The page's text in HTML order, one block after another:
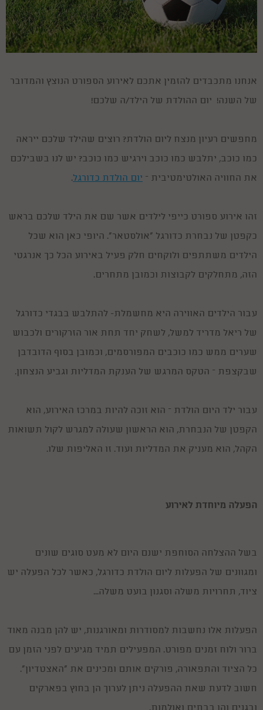
אנחנו מתכבדים להזמין אתכם לאירוע הספורט הנוצץ והמדובר
של השנה! יום ההולדת של הילד/ה שלכם!
מחפשים רעיון מנצח ליום הולדת? רוצים שהילד שלכם ייראה
כמו כוכב, יתלבש כמו כוכב וירגיש כמו כוכב? יש לנו בשבילכם
את החוויה האולטימטיבית – יום הולדת כדורגל.
זהו אירוע ספורט כייפי לילדים אשר שם את הילד שלכם בראש
כקפטן של נבחרת כדורגל "אולסטאר". היופי כאן הוא שכל
הילדים משתתפים ולוקחים חלק פעיל באירוע הכל כך אנרגטי
הזה, מתחלקים לקבוצות וכמובן מתחרים.
עבור הילדים האווירה היא מחשמלת- להתלבש בבגדי כדורגל
של ריאל מדריד למשל, לשחק יחד תחת אור הזרקורים ולכבוש
שערים ממש כמו כוכבים המפורסמים, וכמובן בסוף הדובדבן
שבקצפת – הטקס המרגש של הענקת המדליות וגביע הנצחון.
עבור ילד היום הולדת – הוא זוכה להיות במרכז האירוע, הוא
הקפטן של הנבחרת, הוא הראשון שעולה למגרש לקול תשואות
הקהל, הוא מעניק את המדליות ועוד. זו האליפות שלו.
הפעלה מיוחדת לאירוע
בשל ההצלחה הסוחפת ישנם היום לא מעט סוגים שונים
ומגוונים של הפעלות ליום הולדת כדורגל, כאשר לכל הפעלה יש
ציוד, תחרויות משלה וסגנון בועט משלה...
הפעלות אלו נחשבות למסודרות ומאורגנות, יש להן מבנה מאוד
ברור ולוח זמנים מפורט. המפעילים תמיד מגיעים לפני הזמן עם
כל הציוד והתפאורה, פורקים אותם ומכינים את "האצטדיון".
חשוב לדעת שאת ההפעלה ניתן לערוך הן בחוץ בפארקים